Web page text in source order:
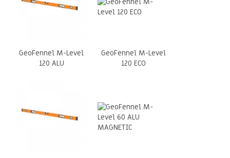
GeoFennel M-Level
120 ALU
GeoFennel M-Level
120 ECO